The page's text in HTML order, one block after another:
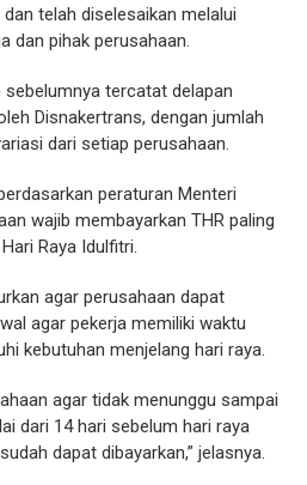
telah diselesaikan melalui
dan pihak perusahaan.
tercatat delapan
Disnakertrans, dengan jumlah
dari setiap perusahaan.
peraturan Menteri
wajib membayarkan THR paling
Raya Idulfitri.
agar perusahaan dapat
agar pekerja memiliki waktu
kebutuhan menjelang hari raya.
agar tidak menunggu sampai
dari 14 hari sebelum hari raya
dapat dibayarkan,” jelasnya.